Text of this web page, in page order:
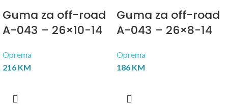
Guma za off-road
A-043 – 26×10-14
Oprema
216 KM
Guma za off-road
A-043 – 26×8-14
Oprema
186 KM